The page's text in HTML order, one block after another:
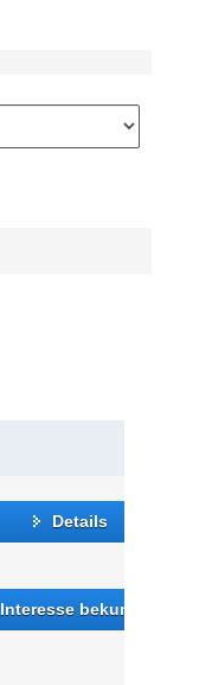
Details
Interesse bekunden